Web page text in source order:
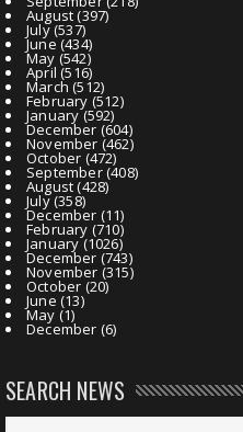
August(397)
July(537)
June(434)
May (542)
April (516)
March (512)
February (512)
January(592)
December (604)
November (462)
October (472)
September(408)
August(428)
July(358)
December (11)
February (710)
January(1026)
December (743)
November (315)
October (20)
June (13)
May (1)
December (6)
SEARCH NEWS